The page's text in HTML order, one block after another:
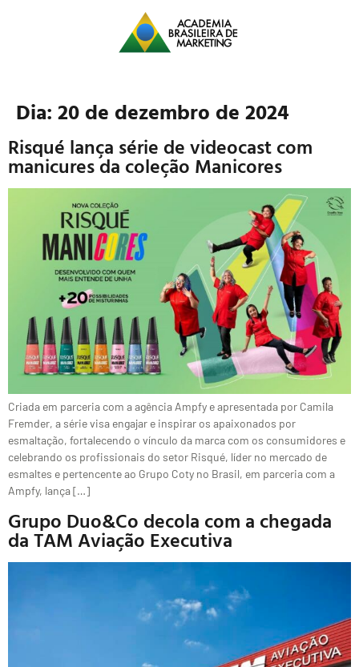
Dia: 20 de dezembro de 2024
Risqué lança série de videocast com
manicures da coleção Manicores
Criada em parceria com a agência Ampfy e apresentada por Camila
Fremder, a série visa engajar e inspirar os apaixonados por
esmaltação, fortalecendo o vínculo da marca com os consumidores e
celebrando os profissionais do setor Risqué, líder no mercado de
esmaltes e pertencente ao Grupo Coty no Brasil, em parceria com a
Ampfy, lança […]
Grupo Duo&Co decola com a chegada
da TAM Aviação Executiva